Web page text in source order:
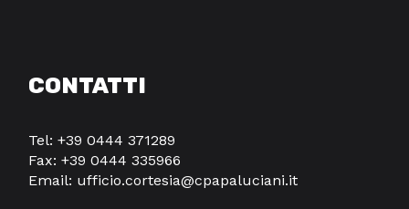
CONTATTI
Tel:+39 0444 371289
Fax: +39 0444 335966
Email: ufficio.cortesia@cpapaluciani.it